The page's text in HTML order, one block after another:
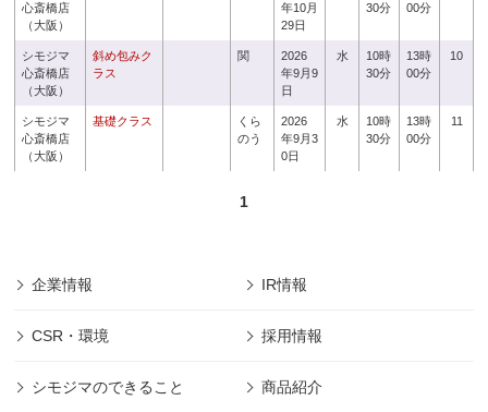
心斎橋店
（大阪）
年10月
29日
30分
00分
シモジマ
心斎橋店
（大阪）
斜め包みク
ラス
関
2026
年9月9
日
水
10時
30分
13時
00分
10
シモジマ
心斎橋店
（大阪）
基礎クラス
くら
のう
2026
年9月3
0日
水
10時
30分
13時
00分
11
1
企業情報 IR情報
CSR・環境 採用情報
シモジマのできること 商品紹介